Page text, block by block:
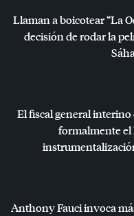
Llaman a boicotear “La
decisión de rodar la
El fiscal general interino
formalmente el
Anthony Fauci invoca